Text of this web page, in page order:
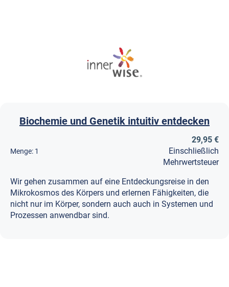
Biochemie und Genetik intuitiv entdecken
Menge: 1
29,95 €
Einschließlich
Mehrwertsteuer
Wir gehen zusammen auf eine Entdeckungsreise in den
Mikrokosmos des Körpers und erlernen Fähigkeiten, die
nicht nur im Körper, sondern auch auch in Systemen und
Prozessen anwendbar sind.